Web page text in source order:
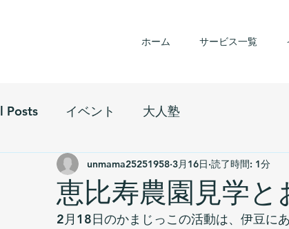
ホーム サービス一覧
Posts イベント 大人塾
恵比寿農園見学と
unmama25251958 3月16日 読了時間: 1分
2月18日のかまじっこの活動は、伊豆に